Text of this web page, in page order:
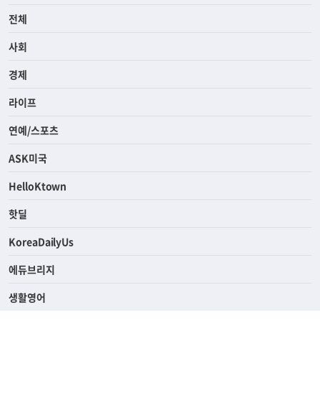
전체
사회
경제
라이프
연예/스포츠
ASK미국
HelloKtown
핫딜
KoreaDailyUs
에듀브리지
생활영어